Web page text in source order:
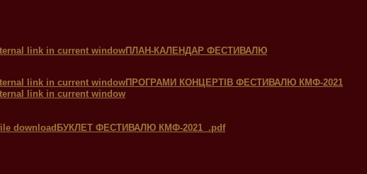
ПЛАН-КАЛЕНДАР ФЕСТИВАЛЮ
ПРОГРАМИ КОНЦЕРТІВ ФЕСТИВАЛЮ КМФ-2021
БУКЛЕТ ФЕСТИВАЛЮ КМФ-2021 .pdf